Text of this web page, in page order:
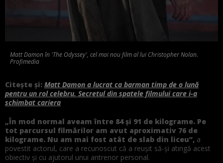
Matt Damon în 'The Odyssey', cel mai nou film al lui Christopher Nolan.
Profimedia
Citește și: Matt Damon a lucrat ca barman timp de o lună
pentru un rol celebru. Secretul din spatele filmului care i-a
schimbat cariera
„În mod normal aveam între 84 și 91 de kilograme. Pe
tot parcursul filmărilor am avut aproximativ 76 de
kilograme. Nu am mai fost atât de slab din liceu”, a
povestit actorul, care a recunoscut că a reușit să-și atingă acest
obiectiv și cu ajutorul unui antrenor personal.